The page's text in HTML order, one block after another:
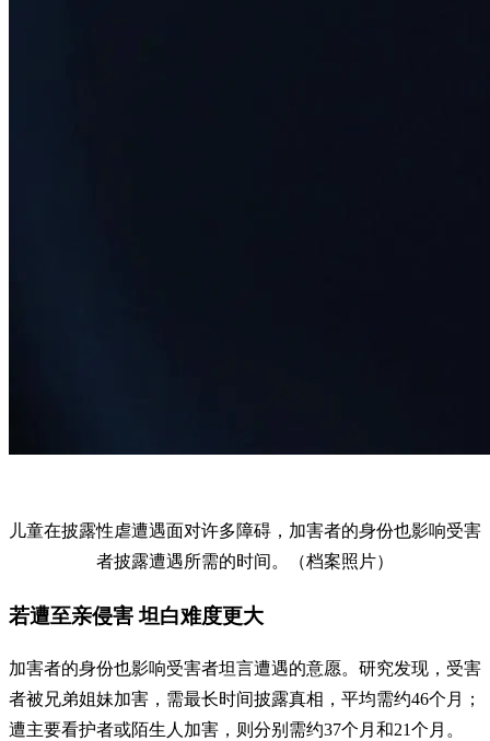
儿童在披露性虐遭遇面对许多障碍，加害者的身份也影响受害
者披露遭遇所需的时间。（档案照片）
若遭至亲侵害 坦白难度更大
加害者的身份也影响受害者坦言遭遇的意愿。研究发现，受害
者被兄弟姐妹加害，需最长时间披露真相，平均需约46个月；
遭主要看护者或陌生人加害，则分别需约37个月和21个月。